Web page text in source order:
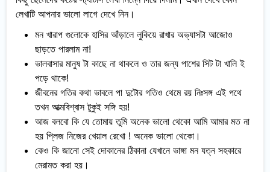
লেখাটি আপনার ভালো লাগে দেখে নিন।
মন খারাপ গুলোকে হাসির আঁড়ালে লুকিয়ে রাখার অভ্যাসটা আজোও
ছাড়তে পারলাম না!
ভালবাসার মানুষ টা কাছে না থাকলে ও তার জন্য পাশের সিট টা খালি ই
পড়ে থাকে!
জীবনের গতির কথা ভাবলে পা দুটোর গতিও থেমে রয় নিঃসঙ্গ এই পথে
তখন আত্মবিশ্বাস টুকুই সঙ্গি হয়!
আজ বলবো কি যে তোমায় তুমি অনেক ভালো থেকো আমি আমার মত না
হয় প্লিজ নিজের খেয়াল রেখো ! অনেক ভালো থেকো।
কেও কি জানো সেই দোকানের ঠিকানা যেখানে ভাঙ্গা মন যত্ন সহকারে
মেরামত করা হয়।